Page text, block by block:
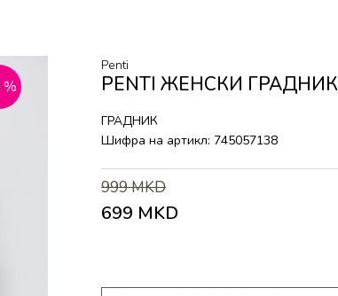
%
Penti
PENTI ЖЕНСКИ ГРАДНИК
ГРАДНИК
Шифра на артикл: 745057138
999MKD
699 MKD